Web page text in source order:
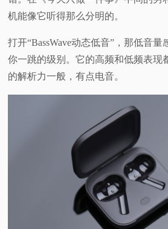
机能像它听得那么分明的。
打开“BassWave动态低音”，那低音
你一跳的级别。它的高频和低频表现
的解析力一般，有点电音。